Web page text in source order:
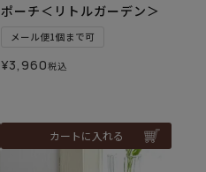
ポーチ＜リトルガーデン＞
メール便1個まで可
¥3,960税込
カートに入れる